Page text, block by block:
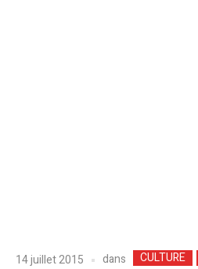
14 juillet 2015 dans CULTURE